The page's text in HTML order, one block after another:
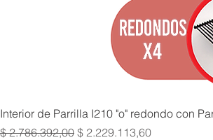
Interior de Parrilla I210 "o" redondo con
Precio
$ 2.786.392,00 Precio de oferta
$ 2.229.113,60